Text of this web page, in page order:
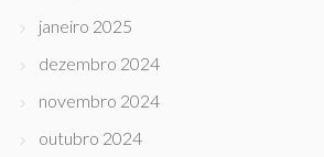
janeiro 2025
dezembro 2024
novembro 2024
outubro 2024